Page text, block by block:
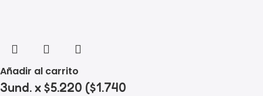
Añadir al carrito
3und. x $5.220 ($1.740